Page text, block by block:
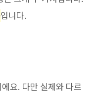
입니다.
요. 다만 실제와 다르